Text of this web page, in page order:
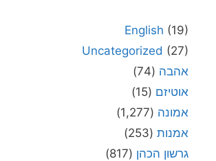
English (19)
Uncategorized (27)
אהבה (74)
אוטיזם (15)
אמונה (1,277)
אמנות (253)
גרשון הכהן (817)